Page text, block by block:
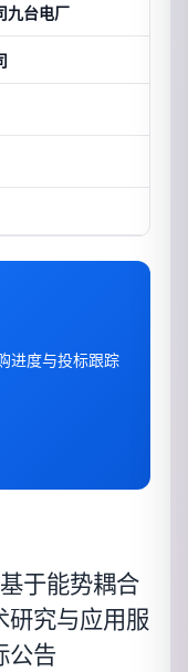
九台电厂
进度与投标跟踪
于能势耦合
研究与应用服
公告